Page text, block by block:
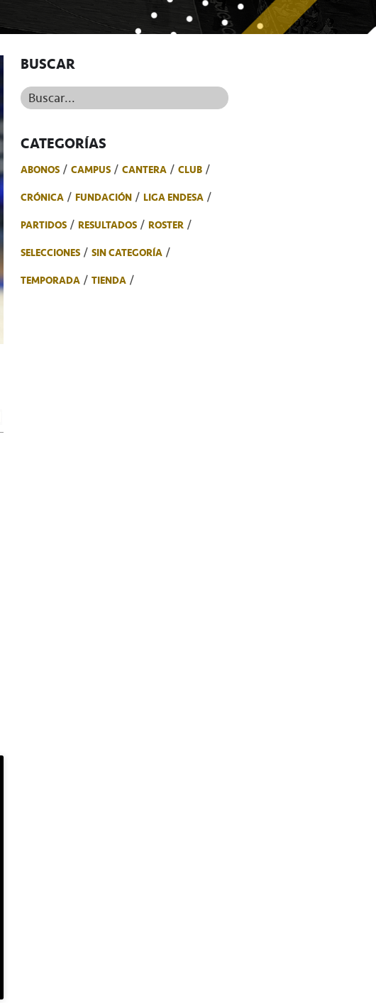
BUSCAR
Buscar...
CATEGORÍAS
ABONOS CAMPUS CANTERA
CLUB
CRÓNICA
FUNDACIÓN
LIGA ENDESA
PARTIDOS
RESULTADOS
ROSTER
SELECCIONES
SIN CATEGORÍA
TEMPORADA
TIENDA